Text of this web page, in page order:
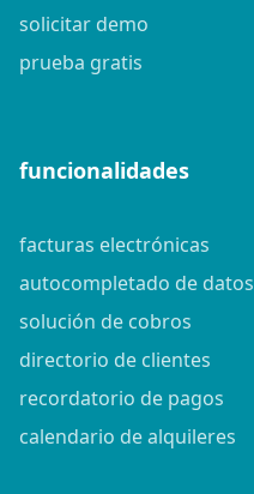
solicitar demo
prueba gratis
funcionalidades
facturas electrónicas
autocompletado de datos
solución de cobros
directorio de clientes
recordatorio de pagos
calendario de alquileres